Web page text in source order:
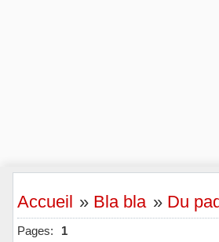
Accueil » Bla bla » Du
Pages: 1